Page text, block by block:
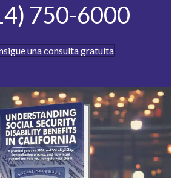
750-6000
una consulta gratuita